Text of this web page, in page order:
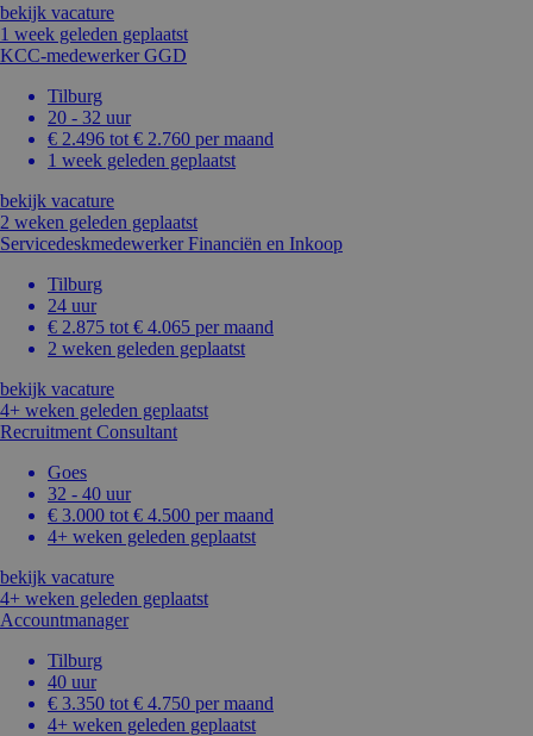
bekijk vacature
1 week geleden geplaatst
KCC-medewerker GGD
Tilburg
20 - 32 uur
€ 2.496 tot € 2.760 per maand
1 week geleden geplaatst
bekijk vacature
2 weken geleden geplaatst
Servicedeskmedewerker Financiën en Inkoop
Tilburg
24 uur
€ 2.875 tot € 4.065 per maand
2 weken geleden geplaatst
bekijk vacature
4+ weken geleden geplaatst
Recruitment Consultant
Goes
32 - 40 uur
€ 3.000 tot € 4.500 per maand
4+ weken geleden geplaatst
bekijk vacature
4+ weken geleden geplaatst
Accountmanager
Tilburg
40 uur
€ 3.350 tot € 4.750 per maand
4+ weken geleden geplaatst